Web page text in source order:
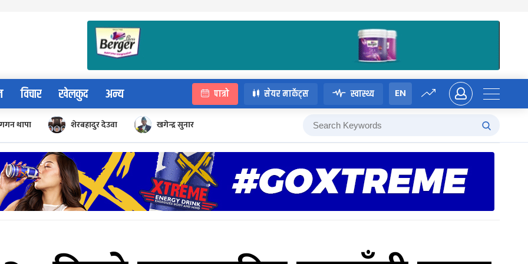
विचार खेलकुद अन्य पात्रो सेयर मार्केट्स स्वास्थ्य EN
गगन थापा शेरबहादुर देउवा खगेन्द्र सुनार